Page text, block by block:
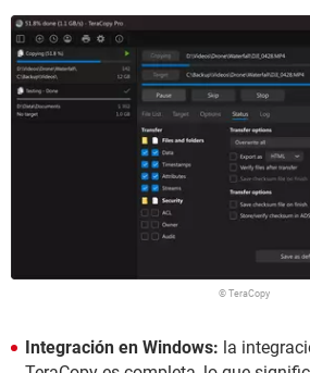
© TeraCopy
Integración en Windows: la